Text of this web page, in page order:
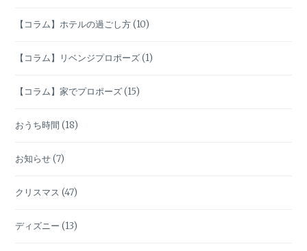
シ
ョ
ン
【コラム】ホテルの過ごし方(10)
【コラム】リベンジプロポーズ(1)
【コラム】家でプロポーズ(15)
おうち時間 (18)
お知らせ(7)
クリスマス (47)
ディズニー (13)